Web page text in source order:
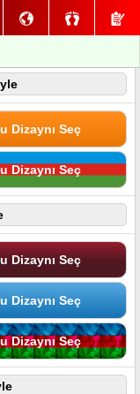
Dizaynı Seç
Dizaynı Seç
Dizaynı Seç
Dizaynı Seç
Dizaynı Seç